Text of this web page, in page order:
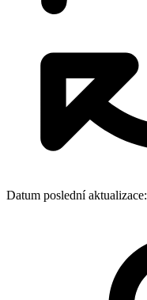
Datum poslední aktualizace: